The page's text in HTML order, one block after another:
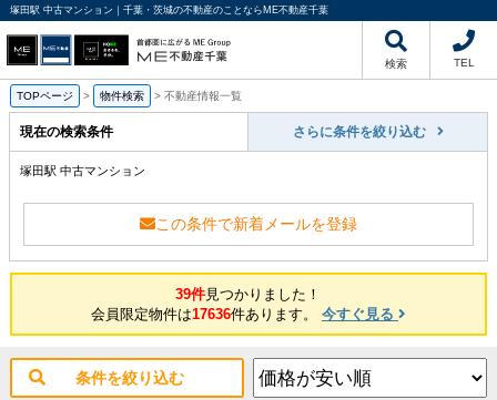
塚田駅 中古マンション｜千葉・茨城の不動産のことならME不動産千葉
検索 TEL
TOPページ > 物件検索 > 不動産情報一覧
現在の検索条件 さらに条件を絞り込む
塚田駅 中古マンション
この条件で新着メールを登録
39件見つかりました！
会員限定物件は17636件あります。 今すぐ見る
条件を絞り込む